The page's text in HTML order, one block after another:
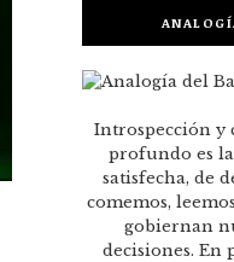
Introspección y
profundo es
satisfecha, de
comemos,
gobiernan
decisiones. En